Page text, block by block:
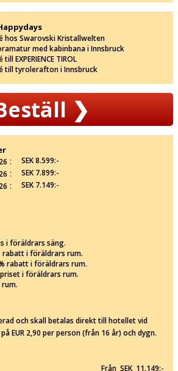
hos Swarovski Kristallwelten
med kabinbana i Innsbruck
EXPERIENCE TIROL
till tyrolerafton i Innsbruck
❯
:
SEK 8.599:-
:
SEK 7.899:-
: SEK 7.149:-
i föräldrars säng.
rabatt i föräldrars rum.
rabatt i föräldrars rum.
i föräldrars rum.
och skall betalas direkt till hotellet vid
EUR 2,90 per person (från 16 år) och dygn.
Från SEK 11.149:-